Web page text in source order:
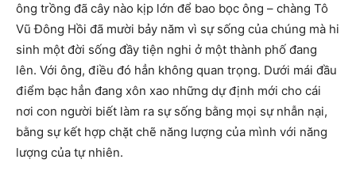
ông trồng đã cây nào kịp lớn để bao bọc ông – chàng Tô
Vũ Đông Hồi đã mười bảy năm vì sự sống của chúng mà hi
sinh một đời sống đầy tiện nghi ở một thành phố đang
lên. Với ông, điều đó hẳn không quan trọng. Dưới mái đầu
điểm bạc hẳn đang xôn xao những dự định mới cho cái
nơi con người biết làm ra sự sống bằng mọi sự nhẫn nại,
bằng sự kết hợp chặt chẽ năng lượng của mình với năng
lượng của tự nhiên.